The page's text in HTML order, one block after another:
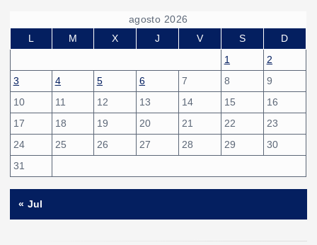
agosto 2026
L
M X J V S
D
1
2
3
4 5 6 7 8
9
10
11 12 13 14 15
16
17
18 19 20 21 22
23
24
25 26 27 28 29
30
31
« Jul